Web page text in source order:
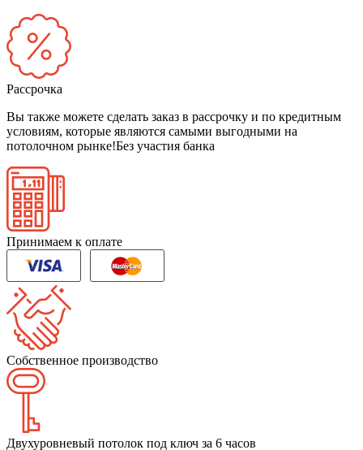
Рассрочка
Вы также можете сделать заказ в рассрочку и по кредитным
условиям, которые являются самыми выгодными на
потолочном рынке!Без участия банка
Принимаем к оплате
Собственное производство
Двухуровневый потолок под ключ за 6 часов